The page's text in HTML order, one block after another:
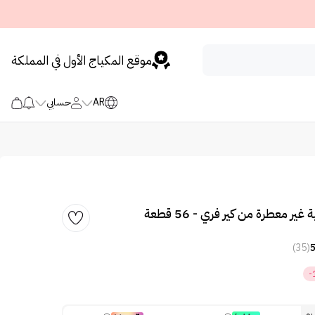
موقع المكياج الأول في المملكة
AR حسابي
معطرة من كير فري - 56 قطعة
5
(35)
-